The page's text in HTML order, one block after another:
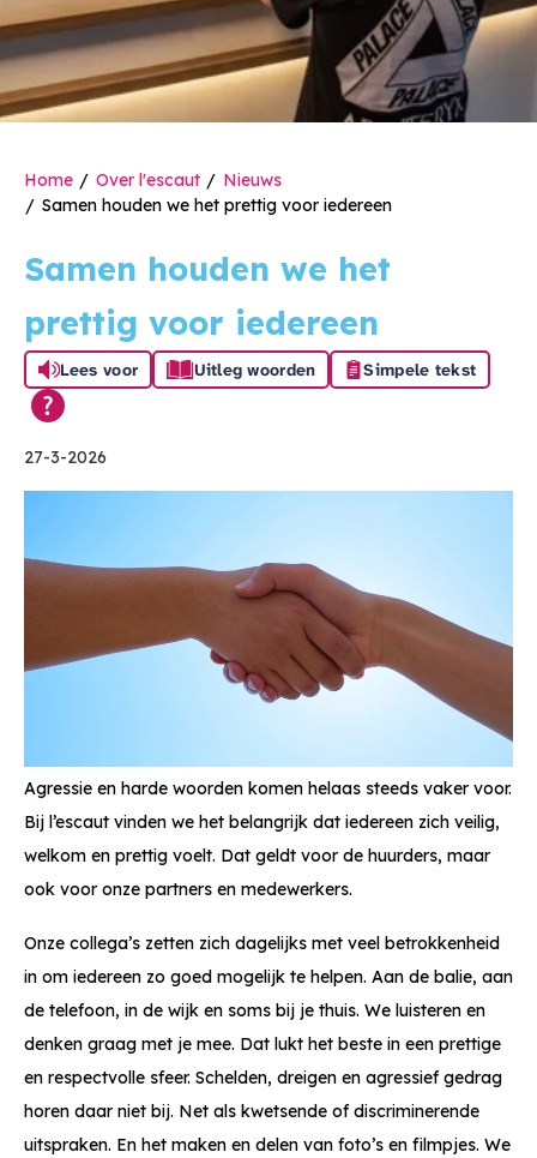
Home Over l'escaut
Nieuws
Samen houden we het prettig voor iedereen
Samen houden we het
prettig voor iedereen
Lees voor Uitleg woorden Simpele tekst
27-3-2026
Agressie en harde woorden komen helaas steeds vaker voor.
Bij l’escaut vinden we het belangrijk dat iedereen zich veilig,
welkom en prettig voelt. Dat geldt voor de huurders, maar
ook voor onze partners en medewerkers.
Onze collega’s zetten zich dagelijks met veel betrokkenheid
in om iedereen zo goed mogelijk te helpen. Aan de balie, aan
de telefoon, in de wijk en soms bij je thuis. We luisteren en
denken graag met je mee. Dat lukt het beste in een prettige
en respectvolle sfeer. Schelden, dreigen en agressief gedrag
horen daar niet bij. Net als kwetsende of discriminerende
uitspraken. En het maken en delen van foto’s en filmpjes. We